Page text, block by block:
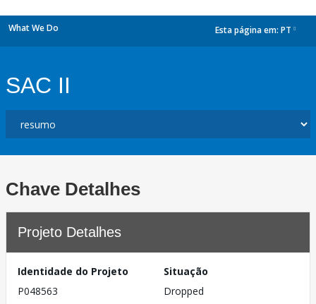
What We Do Esta página em: PT
SAC II
Chave Detalhes
Projeto Detalhes
Identidade do Projeto
P048563
Situação
Dropped